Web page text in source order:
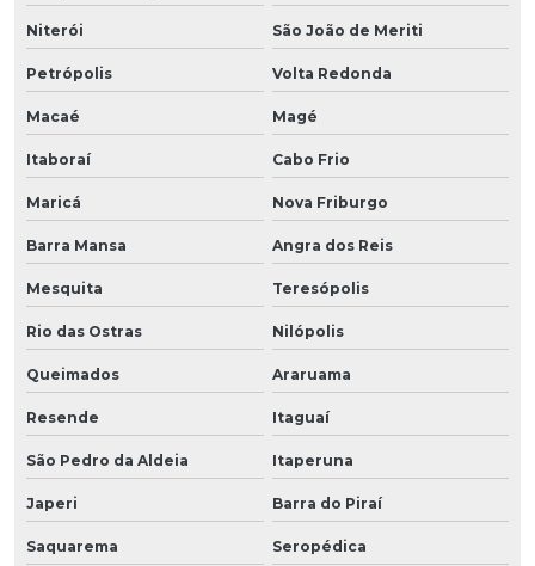
Niterói São João de Meriti
Petrópolis Volta Redonda
Macaé Magé
Itaboraí Cabo Frio
Maricá Nova Friburgo
Barra Mansa Angra dos Reis
Mesquita Teresópolis
Rio das Ostras Nilópolis
Queimados Araruama
Resende Itaguaí
São Pedro da Aldeia Itaperuna
Japeri Barra do Piraí
Saquarema Seropédica